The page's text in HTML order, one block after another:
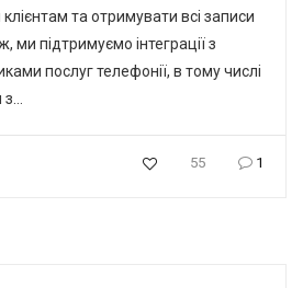
та отримувати всі записи
ми підтримуємо інтеграції з
послуг телефонії, в тому числі
55 1